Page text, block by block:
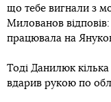
що тебе вигнали з
Милованов
працювала на
Тоді Данилюк
вдарив рукою по